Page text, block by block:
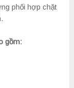
phối hợp chặt
gồm: